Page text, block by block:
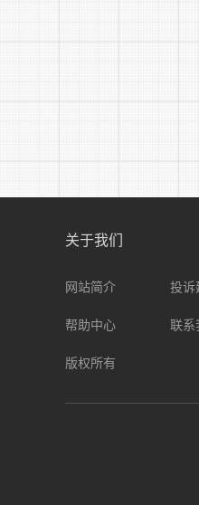
关于我们
网站简介 投诉
帮助中心 联系
版权所有